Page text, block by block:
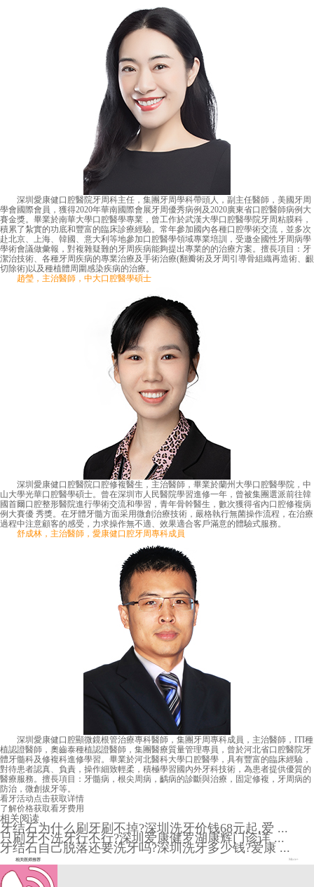
深圳愛康健口腔醫院牙周科主任，集團牙周學科帶頭人，副主任醫師，美國牙周
學會國際會員，獲得2020年華南國際會展牙周優秀病例及2020廣東省口腔醫師病例大
賽金獎。畢業於南華大學口腔醫學專業，曾工作於武漢大學口腔醫學院牙周粘膜科，
積累了紮實的功底和豐富的臨床診療經驗。常年參加國內各種口腔學術交流，並多次
赴北京、上海、韓國、意大利等地參加口腔醫學領域專業培訓，受邀全國性牙周病學
學術會議做彙報，對複雜疑難的牙周疾病能夠提出專業的的治療方案。擅長項目：牙
潔治技術、各種牙周疾病的專業治療及手術治療(翻瓣術及牙周引導骨組織再造術、齦
切除術)以及種植體周圍感染疾病的治療。
趙瑩，主治醫師，中大口腔醫學碩士
深圳愛康健口腔醫院口腔修複醫生，主治醫師，畢業於蘭州大學口腔醫學院，中
山大學光華口腔醫學碩士。曾在深圳市人民醫院學習進修一年，曾被集團選派前往韓
國首爾口腔整形醫院進行學術交流和學習，青年骨幹醫生，數次獲得省內口腔修複病
例大賽優 秀獎。在牙體牙髓方面采用微創治療技術，嚴格執行無菌操作流程，在治療
過程中注意顧客的感受，力求操作無不適、效果適合客戶滿意的體驗式服務。
舒成林，主治醫師，愛康健口腔牙周專科成員
深圳愛康健口腔顯微鏡根管治療專科醫師，集團牙周專科成員，主治醫師，ITI種
植認證醫師，奧齒泰種植認證醫師，集團醫療質量管理專員，曾於河北省口腔醫院牙
體牙髓科及修複科進修學習。畢業於河北醫科大學口腔醫學，具有豐富的臨床經驗，
對待患者認真、負責，操作細致輕柔，積極學習國內外牙科技術，為患者提供優質的
醫療服務。擅長項目：牙髓病，根尖周病，齲病的診斷與治療，固定修複，牙周病的
防治，微創拔牙等。
看牙活动点击获取详情
了解价格获取看牙费用
相关阅读
牙结石为什么刷牙刷不掉?深圳洗牙价钱68元起,爱 ...
只刷牙不洗牙行不行?深圳爱康健罗湖康辉门诊详 ...
牙结石自己脱落还要洗牙吗?深圳洗牙多少钱?爱康 ...
相关医师推荐 More+